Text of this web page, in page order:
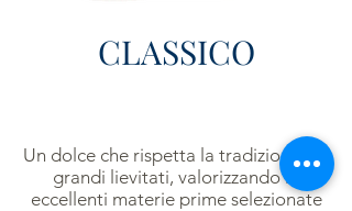
CLASSICO
Un dolce che rispetta la tradizione dei
grandi lievitati, valorizzando le
eccellenti materie prime selezionate